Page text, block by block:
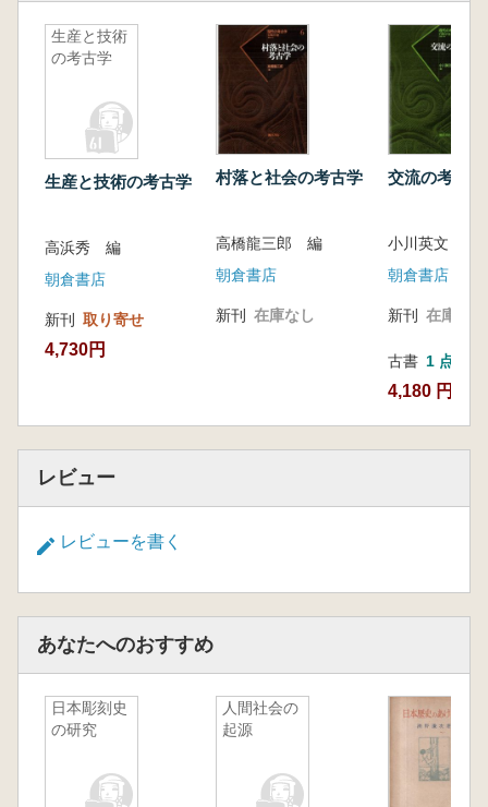
生産と技術
の考古学
生産と技術の考古学
高浜秀 編
朝倉書店
新刊 取り寄せ
4,730円
村落と社会の考古学
高橋龍三郎 編
朝倉書店
新刊 在庫なし
交流の考古学
小川英文 編
朝倉書店
新刊 在庫なし
古書 1 点
4,180 円
レビュー
レビューを書く
あなたへのおすすめ
日本彫刻史
の研究
人間社会の
起源